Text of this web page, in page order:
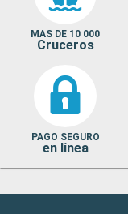
MAS DE 10 000
Cruceros
PAGO SEGURO
en línea